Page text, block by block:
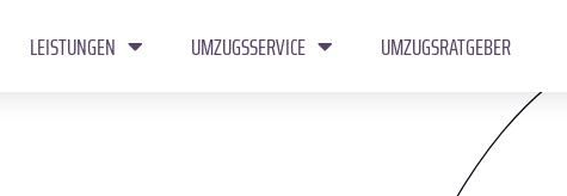
LEISTUNGEN UMZUGSSERVICE UMZUGSRATGEBER